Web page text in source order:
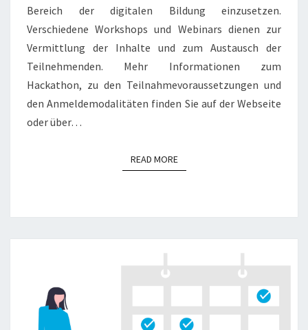
Bereich der digitalen Bildung einzusetzen.
Verschiedene Workshops und Webinars dienen zur
Vermittlung der Inhalte und zum Austausch der
Teilnehmenden. Mehr Informationen zum
Hackathon, zu den Teilnahmevoraussetzungen und
den Anmeldemodalitäten finden Sie auf der Webseite
oder über…
READ MOREREAD MORE